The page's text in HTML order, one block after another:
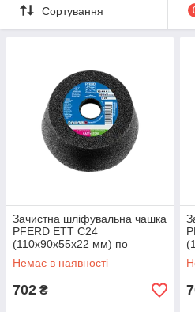
Сортування
Зачистна шліфувальна чашка
PFERD ETT C24
(110x90x55x22 мм) по
каменю та чавуну
Немає в наявності
702 ₴